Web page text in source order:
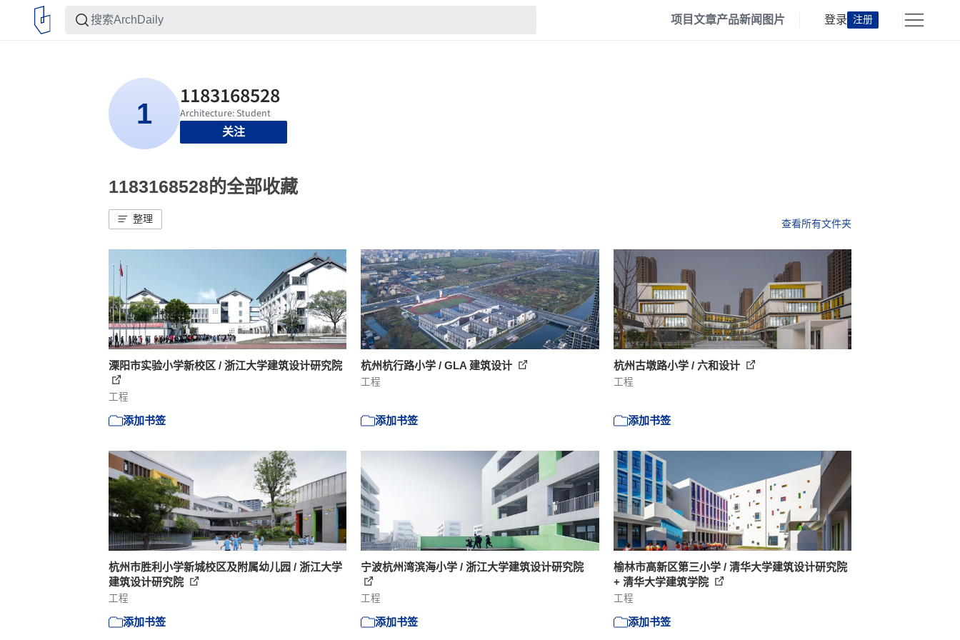
项目文章产品新闻 图片 登录 注册
关注
1183168528的全部收藏
整理 查看所有文件夹
溧阳市实验小学新校区 / 浙江大学建筑设计研究院
工程
添加书签
杭州杭行路小学 / GLA 建筑设计
工程
添加书签
杭州古墩路小学 / 六和设计
工程
添加书签
杭州市胜利小学新城校区及附属幼儿园 / 浙江大学
建筑设计研究院
工程
添加书签
宁波杭州湾滨海小学 / 浙江大学建筑设计研究院
工程
添加书签
榆林市高新区第三小学 / 清华大学建筑设计研究院
+ 清华大学建筑学院
工程
添加书签